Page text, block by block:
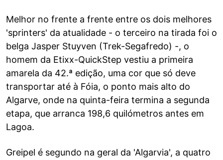
Melhor no frente a frente entre os dois melhores
'sprinters' da atualidade - o terceiro na tirada foi o
belga Jasper Stuyven (Trek-Segafredo) -, o
homem da Etixx-QuickStep vestiu a primeira
amarela da 42.ª edição, uma cor que só deve
transportar até à Fóia, o ponto mais alto do
Algarve, onde na quinta-feira termina a segunda
etapa, que arranca 198,6 quilómetros antes em
Lagoa.
Greipel é segundo na geral da 'Algarvia', a quatro